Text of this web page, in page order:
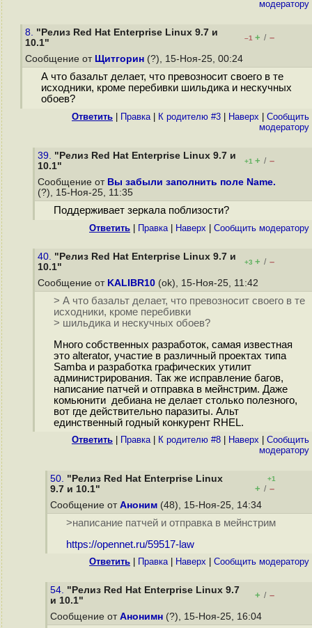
модератору
8. "Релиз Red Hat Enterprise Linux 9.7 и
10.1"
–1 + / –
Сообщение от Щитгорин (?), 15-Ноя-25, 00:24
А что базальт делает, что превозносит своего в те
исходники, кроме перебивки шильдика и нескучных
обоев?
Ответить Правка| К родителю #3 Наверх
Cообщить
модератору
39. "Релиз Red Hat Enterprise Linux 9.7 и
10.1"
+1 + / –
Сообщение от Вы забыли заполнить поле Name.
(?), 15-Ноя-25, 11:35
Поддерживает зеркала поблизости?
Ответить Правка| Наверх Cообщить модератору
40. "Релиз Red Hat Enterprise Linux 9.7 и
10.1"
+3 + / –
Сообщение от KALIBR10 (ok), 15-Ноя-25, 11:42
> А что базальт делает, что превозносит своего в те
исходники, кроме перебивки
> шильдика и нескучных обоев?
Много собственных разработок, самая известная
это alterator, участие в различный проектах типа
Samba и разработка графических утилит
администрирования. Так же исправление багов,
написание патчей и отправка в мейнстрим. Даже
комьюнити дебиана не делает столько полезного,
вот где действительно паразиты. Альт
единственный годный конкурент RHEL.
Ответить Правка| К родителю #8 Наверх
Cообщить
модератору
50. "Релиз Red Hat Enterprise Linux
9.7 и 10.1"
+1
+ / –
Сообщение от Аноним (48), 15-Ноя-25, 14:34
>написание патчей и отправка в мейнстрим
https://opennet.ru/59517-law
Ответить Правка| Наверх Cообщить модератору
54. "Релиз Red Hat Enterprise Linux 9.7
и 10.1"
+ / –
Сообщение от Анонимн (?), 15-Ноя-25, 16:04